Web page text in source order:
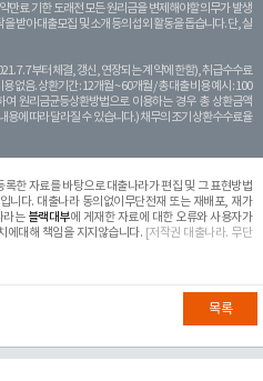
만료 기한 도래전 모든 원리금을 변제해야할 의무가 발생
받아 대출모집 및 소개 등의 섭외 활동을 돕습니다. 단, 실
7. 7부터 체결, 갱신, 연장되는 계 약에 한함), 취급수수료
없음. 상환기간 : 12개월 ~ 60개월 / 총 대출 비용 예시 : 100
원리금균등상환방법으로 이용하는 경우 총 상환금액
용에 따라 달라질 수 있습니다.) 채무의 조기 상환수수료율
록한 자료를 바탕으로 대출나라가 편집 및 그 표현방법
니다. 대출나라 동의없이무단전재 또는 재배포, 재가
라는 블랙대부에 게재한 자료에 대한 오류와 사용자가
에대해 책임을 지지않습니다. [저작권 대출나라. 무단
목록